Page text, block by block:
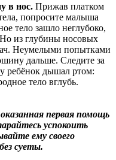
в нос. Прижав платком
попросите малыша
тело зашло неглубоко,
Но из глубины носовых
Неумелыми попытками
дальше. Следите за
ребёнок дышал ртом:
тело вглубь.
первая помощь
успокоить
ему своего
суеты.